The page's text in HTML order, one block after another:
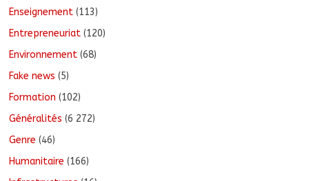
Enseignement (113)
Entrepreneuriat (120)
Environnement (68)
Fake news (5)
Formation (102)
Généralités (6 272)
Genre (46)
Humanitaire (166)